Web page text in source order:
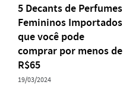
5 Decants de Perfumes
Femininos Importados
que você pode
comprar por menos de
R$65
19/03/2024